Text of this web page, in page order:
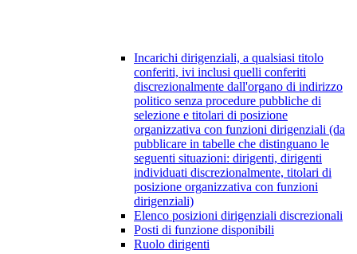
Incarichi dirigenziali, a qualsiasi titolo
conferiti, ivi inclusi quelli conferiti
discrezionalmente dall'organo di indirizzo
politico senza procedure pubbliche di
selezione e titolari di posizione
organizzativa con funzioni dirigenziali (da
pubblicare in tabelle che distinguano le
seguenti situazioni: dirigenti, dirigenti
individuati discrezionalmente, titolari di
posizione organizzativa con funzioni
dirigenziali)
Elenco posizioni dirigenziali discrezionali
Posti di funzione disponibili
Ruolo dirigenti